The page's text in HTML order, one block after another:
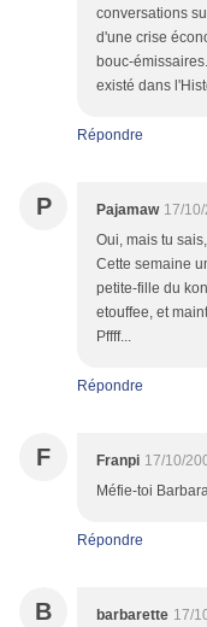
conversations
d'une crise
bouc-
existé dans
Répondre
P Pajamaw 17/
Oui, mais tu
Cette semaine
petite-fille du
etouffee, et
Pffff...
Répondre
F Franpi 17/10/
Méfie-toi
Répondre
B barbarette 17/